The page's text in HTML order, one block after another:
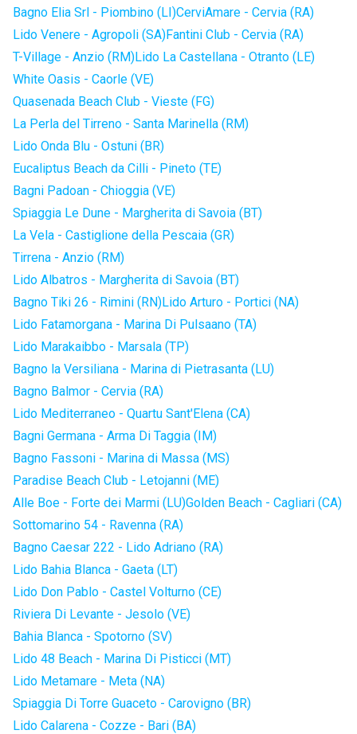
Bagno Elia Srl - Piombino (LI)CerviAmare - Cervia (RA)
Lido Venere - Agropoli (SA)Fantini Club - Cervia (RA)
T-Village - Anzio (RM)Lido La Castellana - Otranto (LE)
White Oasis - Caorle (VE)
Quasenada Beach Club - Vieste (FG)
La Perla del Tirreno - Santa Marinella (RM)
Lido Onda Blu - Ostuni (BR)
Eucaliptus Beach da Cilli - Pineto (TE)
Bagni Padoan - Chioggia (VE)
Spiaggia Le Dune - Margherita di Savoia (BT)
La Vela - Castiglione della Pescaia (GR)
Tirrena - Anzio (RM)
Lido Albatros - Margherita di Savoia (BT)
Bagno Tiki 26 - Rimini (RN)Lido Arturo - Portici (NA)
Lido Fatamorgana - Marina Di Pulsaano (TA)
Lido Marakaibbo - Marsala (TP)
Bagno la Versiliana - Marina di Pietrasanta (LU)
Bagno Balmor - Cervia (RA)
Lido Mediterraneo - Quartu Sant'Elena (CA)
Bagni Germana - Arma Di Taggia (IM)
Bagno Fassoni - Marina di Massa (MS)
Paradise Beach Club - Letojanni (ME)
Alle Boe - Forte dei Marmi (LU)Golden Beach - Cagliari (CA)
Sottomarino 54 - Ravenna (RA)
Bagno Caesar 222 - Lido Adriano (RA)
Lido Bahia Blanca - Gaeta (LT)
Lido Don Pablo - Castel Volturno (CE)
Riviera Di Levante - Jesolo (VE)
Bahia Blanca - Spotorno (SV)
Lido 48 Beach - Marina Di Pisticci (MT)
Lido Metamare - Meta (NA)
Spiaggia Di Torre Guaceto - Carovigno (BR)
Lido Calarena - Cozze - Bari (BA)